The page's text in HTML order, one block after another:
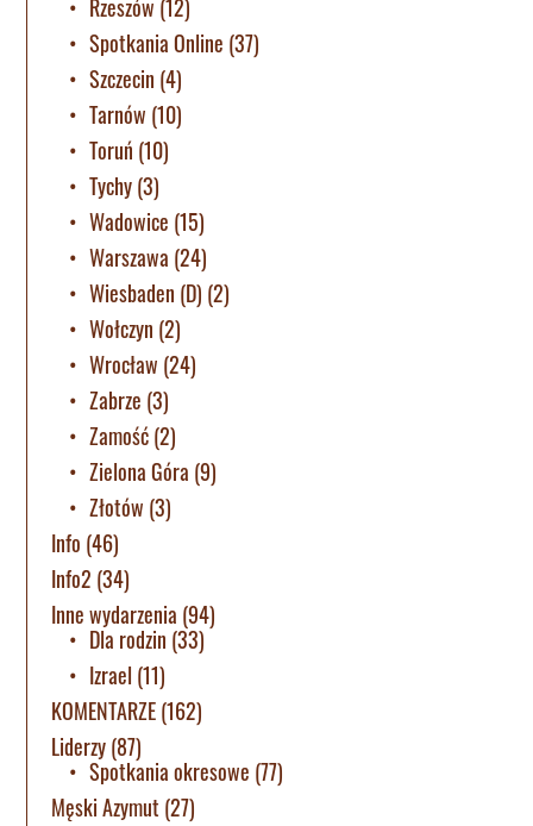
Rzeszów (12)
Spotkania Online (37)
Szczecin (4)
Tarnów (10)
Toruń (10)
Tychy(3)
Wadowice (15)
Warszawa (24)
Wiesbaden (D) (2)
Wołczyn (2)
Wrocław (24)
Zabrze (3)
Zamość(2)
Zielona Góra (9)
Złotów (3)
Info (46)
Info2 (34)
Inne wydarzenia (94)
Dla rodzin (33)
Izrael (11)
KOMENTARZE(162)
Liderzy(87)
Spotkania okresowe (77)
Męski Azymut (27)